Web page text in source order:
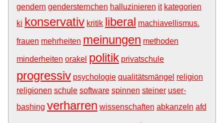
gendern gendersternchen halluzinieren it kategorien
ki konservativ kritik liberal machiavellismus.
frauen mehrheiten meinungen methoden
minderheiten orakel politik privatschule
progressiv psychologie qualitätsmängel religion
religionen schule software spinnen steiner user-
bashing verharren wissenschaften abkanzeln afd